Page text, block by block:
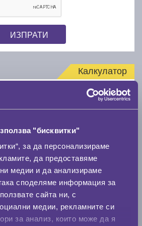
"бисквитки"
за да персонализираме
да предоставяме
медии и да анализираме
споделяме информация за
сайта ни, с
медии, рекламните си
за анализ, които може да я
ИЗПРАТИ
Калкулатор
Нов размер